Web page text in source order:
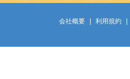
会社概要 利用規約